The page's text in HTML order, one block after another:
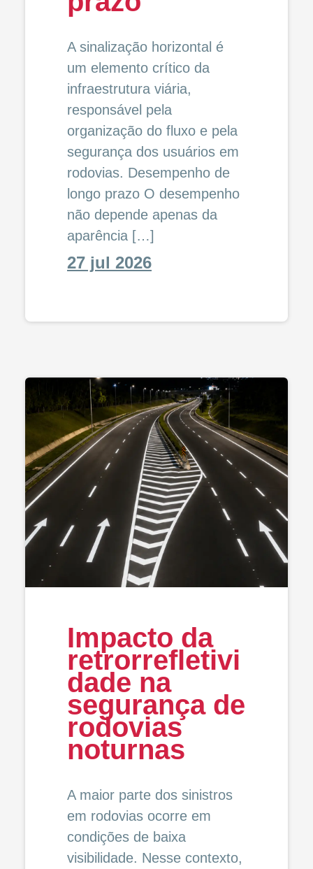
A sinalização horizontal é
um elemento crítico da
infraestrutura viária,
responsável pela
organização do fluxo e pela
segurança dos usuários em
rodovias. Desempenho de
longo prazo O desempenho
não depende apenas da
aparência […]
27 jul 2026
Impacto da
retrorrefletivi
dade na
segurança de
rodovias
noturnas
A maior parte dos sinistros
em rodovias ocorre em
condições de baixa
visibilidade. Nesse contexto,